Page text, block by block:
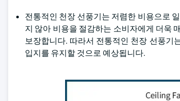
전통적인 천장 선풍기는 저렴한 비용으로
지 않아 비용을 절감하는 소비자에게 더욱
보장합니다. 따라서 전통적인 천장 선풍기
입지를 유지할 것으로 예상됩니다.